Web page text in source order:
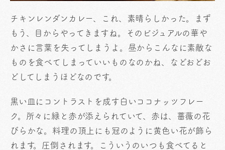
チキンレンダンカレー、これ、素晴らしかった。まず
もう、目からやってきますね。そのビジュアルの華や
かさに言葉を失ってしまうよ。昼からこんなに素敵な
ものを食べてしまっていいものなのかね、などおどお
どしてしまうほどなのです。
黒い皿にコントラストを成す白いココナッツフレー
ク。所々に緑と赤が添えられていて、赤は、薔薇の花
びらかな。料理の頂上にも冠のように黄色い花が飾ら
れます。圧倒されます。こういうのいつも食べてると